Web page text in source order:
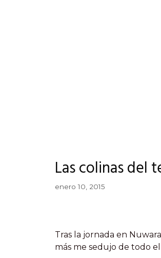
Las colinas del
enero 10, 2015
Tras la jornada en
más me sedujo de todo